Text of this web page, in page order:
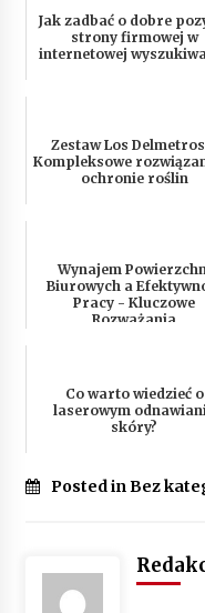
Jak zadbać o dobre
strony firmowej w
internetowej
Zestaw Los
Kompleksowe
ochronie roślin
Wynajem
Biurowych a
Pracy - Kluczowe
Rozważania
Co warto wiedzieć o
laserowym
skóry?
Posted in Bez